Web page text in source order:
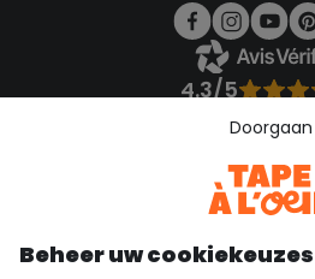
4.3/5
Bekijk de
Download onze
Ontdek onze
Beheer uw cookiekeuzes